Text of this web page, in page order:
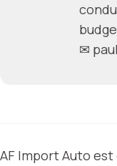
✉
AF Import Auto